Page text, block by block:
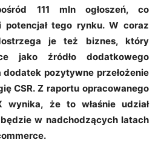
111 mln ogłoszeń, co
tego rynku. W coraz
je też biznes, który
jako źródło dodatkowego
pozytywne przełożenie
CSR. Z raportu opracowanego
wynika, że to właśnie udział
w nadchodzących latach